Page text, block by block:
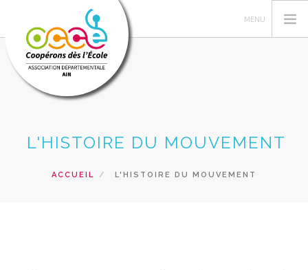
GERER SA COOPERATIVE
L'HISTOIRE DU MOUVEMENT
ACCUEIL L'HISTOIRE DU MOUVEMENT